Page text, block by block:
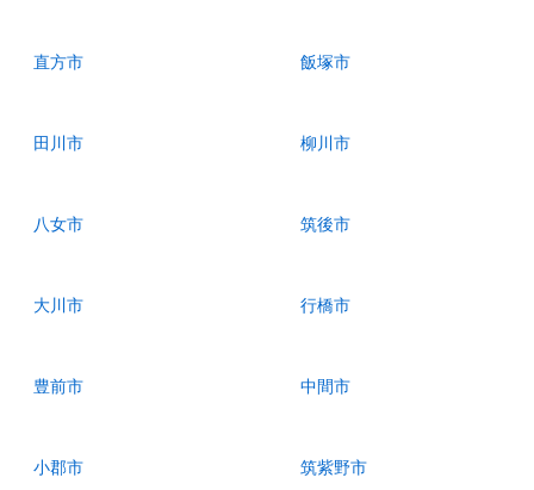
直方市 飯塚市
田川市 柳川市
八女市 筑後市
大川市 行橋市
豊前市 中間市
小郡市 筑紫野市